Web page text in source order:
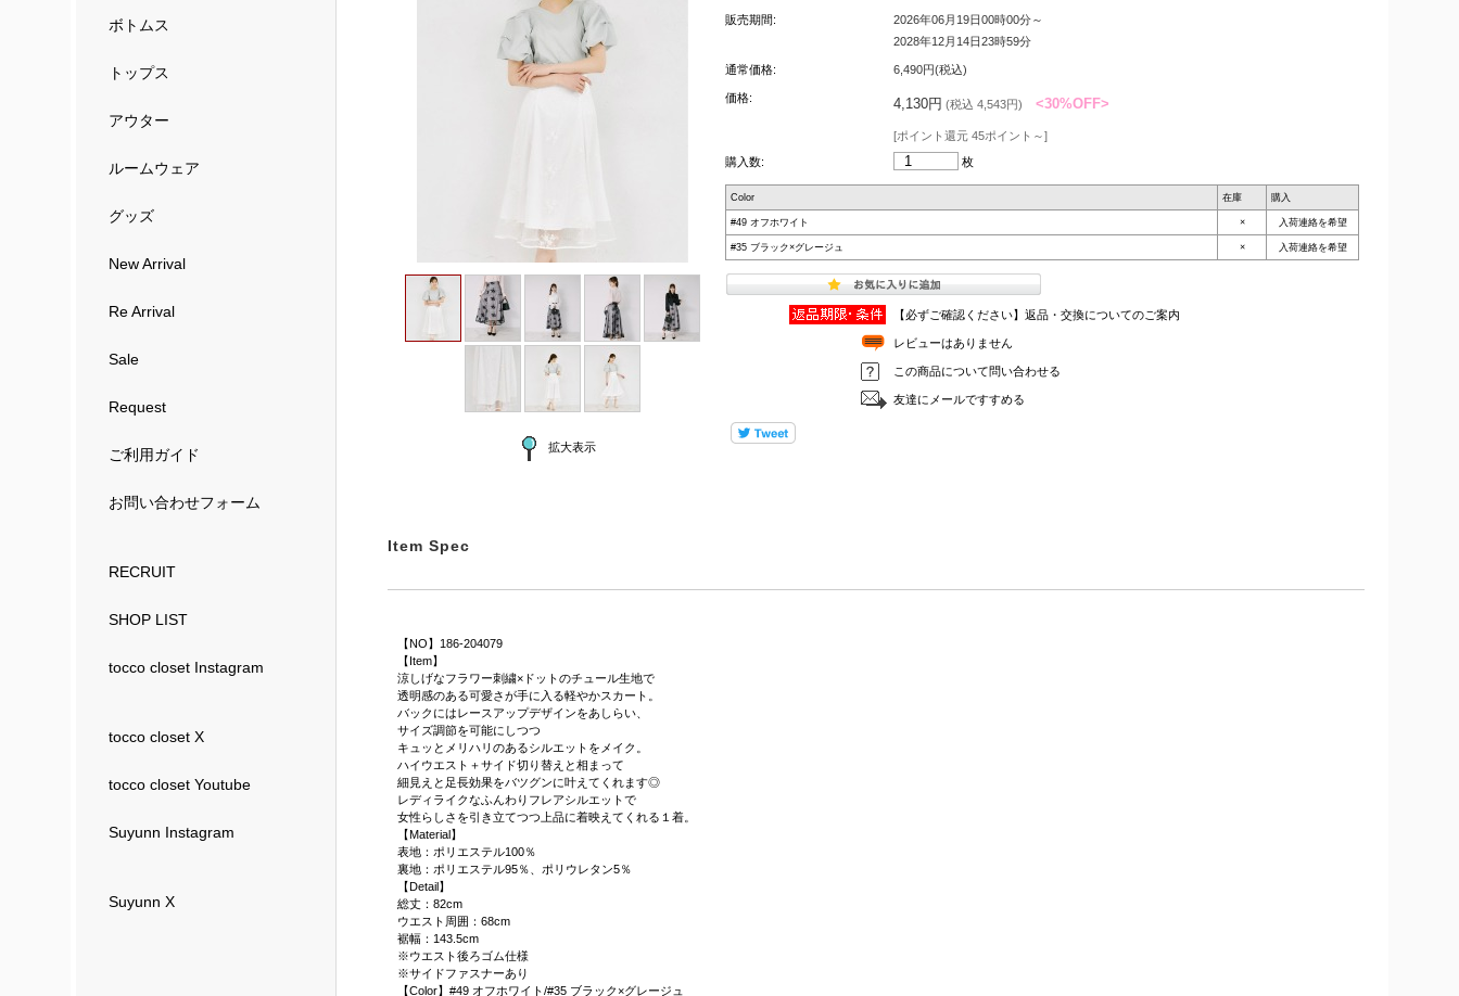
ボトムス
トップス
アウター
ルームウェア
グッズ
New Arrival
Re Arrival
Sale
Request
ご利用ガイド
お問い合わせフォーム
RECRUIT
SHOP LIST
tocco closet Instagram
tocco closet X
tocco closet Youtube
Suyunn Instagram
Suyunn X
拡大表示
販売期間:
2026年06月19日00時00分～
2028年12月14日23時59分
通常価格: 6,490円(税込)
価格: 4,130円 (税込 4,543円) <30%OFF>
[ポイント還元 45ポイント～]
購入数:
枚
Color 在庫 購入
#49 オフホワイト × 入荷連絡を希望
#35 ブラック×グレージュ × 入荷連絡を希望
【必ずご確認ください】返品・交換についてのご案内
レビューはありません
この商品について問い合わせる
友達にメールですすめる
Item Spec
【NO】186-204079
【Item】
涼しげなフラワー刺繍×ドットのチュール生地で
透明感のある可愛さが手に入る軽やかスカート。
バックにはレースアップデザインをあしらい、
サイズ調節を可能にしつつ
キュッとメリハリのあるシルエットをメイク。
ハイウエスト＋サイド切り替えと相まって
細見えと足長効果をバツグンに叶えてくれます◎
レディライクなふんわりフレアシルエットで
女性らしさを引き立てつつ上品に着映えてくれる１着。
【Material】
表地：ポリエステル100％
裏地：ポリエステル95％、ポリウレタン5％
【Detail】
総丈：82cm
ウエスト周囲：68cm
裾幅：143.5cm
※ウエスト後ろゴム仕様
※サイドファスナーあり
【Color】#49 オフホワイト/#35 ブラック×グレージュ